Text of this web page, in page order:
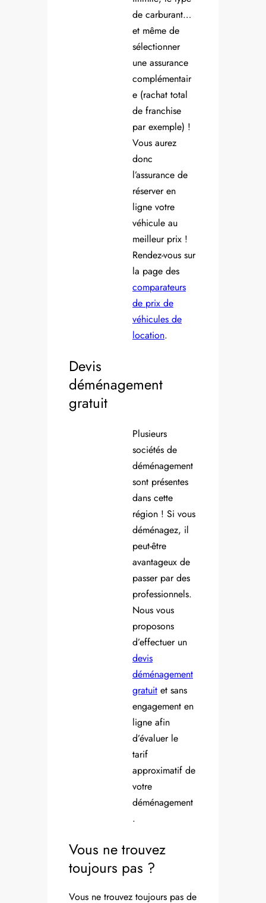
de carburant…
et même de
sélectionner
une assurance
complémentair
e (rachat total
de franchise
par exemple) !
Vous aurez
donc
l’assurance de
réserver en
ligne votre
véhicule au
meilleur prix !
Rendez-vous sur
la page des
comparateurs
de prix de
véhicules de
location.
Devis
déménagement
gratuit
Plusieurs
sociétés de
déménagement
sont présentes
dans cette
région ! Si vous
déménagez, il
peut-être
avantageux de
passer par des
professionnels.
Nous vous
proposons
d’effectuer un
devis
déménagement
gratuit et sans
engagement en
ligne afin
d’évaluer le
tarif
approximatif de
votre
déménagement
.
Vous ne trouvez
toujours pas ?
Vous ne trouvez toujours pas de